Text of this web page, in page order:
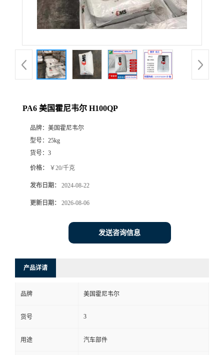
PA6 美国霍尼韦尔 H100QP
品牌： 美国霍尼韦尔
型号： 25kg
货号： 3
价格： ￥20/千克
发布日期： 2024-08-22
更新日期： 2026-08-06
发送咨询信息
产品详请
品牌 美国霍尼韦尔
货号 3
用途 汽车部件